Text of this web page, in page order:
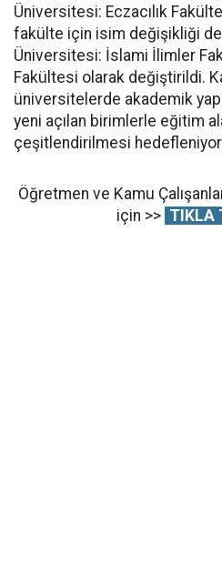
Üniversitesi: Eczacılık
fakülte için isim değişikliği de
Üniversitesi: İslami İlimler
Fakültesi olarak değiştirildi.
üniversitelerde akademik
yeni açılan birimlerle eğitim
çeşitlendirilmesi
Öğretmen ve Kamu
için >> TIKLA